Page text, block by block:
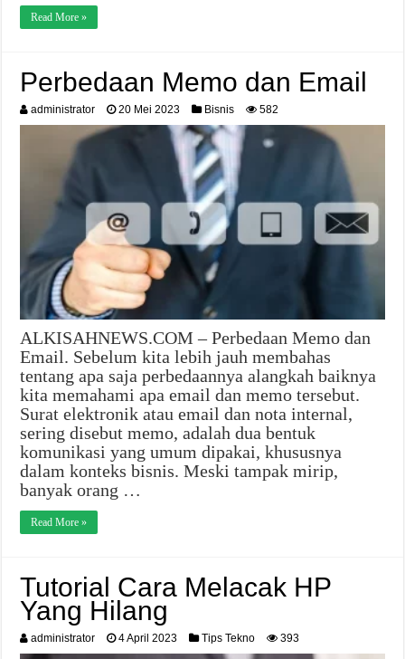
Read More »
Perbedaan Memo dan Email
administrator 20 Mei 2023 Bisnis 582
ALKISAHNEWS.COM – Perbedaan Memo dan
Email. Sebelum kita lebih jauh membahas
tentang apa saja perbedaannya alangkah baiknya
kita memahami apa email dan memo tersebut.
Surat elektronik atau email dan nota internal,
sering disebut memo, adalah dua bentuk
komunikasi yang umum dipakai, khususnya
dalam konteks bisnis. Meski tampak mirip,
banyak orang …
Read More »
Tutorial Cara Melacak HP
Yang Hilang
administrator 4 April 2023 Tips Tekno 393